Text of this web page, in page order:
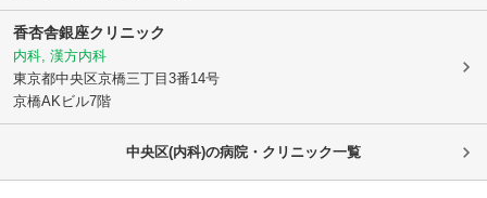
香杏舎銀座クリニック
内科, 漢方内科
東京都中央区京橋三丁目3番14号
京橋AKビル7階
中央区(内科)の病院・クリニック一覧